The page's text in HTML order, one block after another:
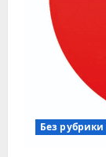
Без рубрики